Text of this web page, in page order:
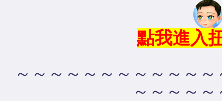
點我進入
～～～～～～～～～～～
～～～～